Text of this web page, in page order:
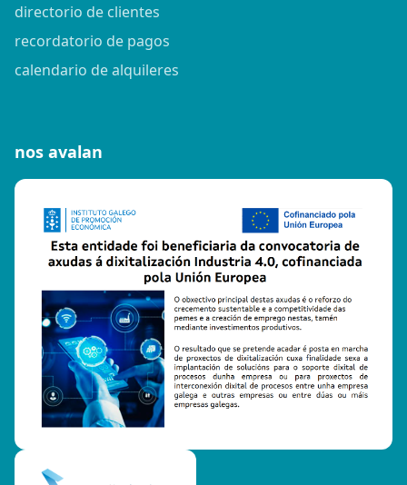
directorio de clientes
recordatorio de pagos
calendario de alquileres
nos avalan